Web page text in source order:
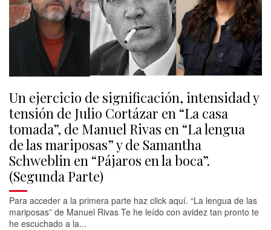
Un ejercicio de significación, intensidad y
tensión de Julio Cortázar en “La casa
tomada”, de Manuel Rivas en “La lengua
de las mariposas” y de Samantha
Schweblin en “Pájaros en la boca”.
(Segunda Parte)
Para acceder a la primera parte haz click aquí. “La lengua de las
mariposas” de Manuel Rivas Te he leído con avidez tan pronto te
he escuchado a la...